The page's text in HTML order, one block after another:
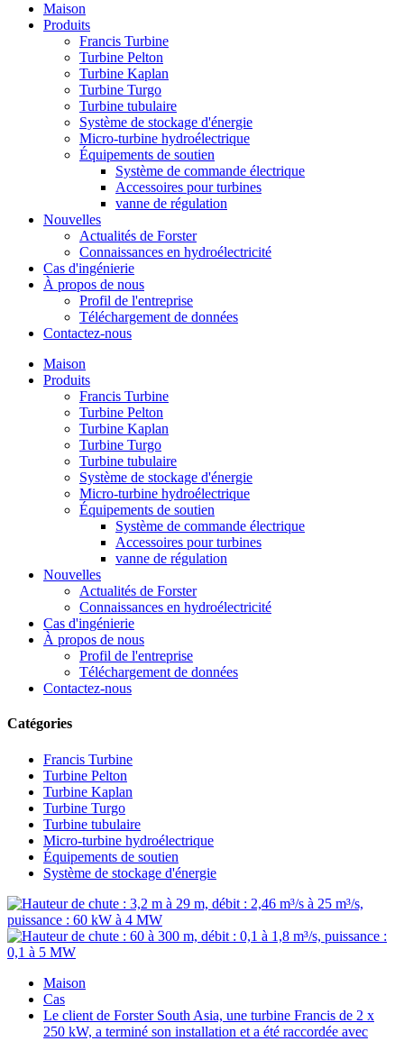
Maison
Produits
Francis Turbine
Turbine Pelton
Turbine Kaplan
Turbine Turgo
Turbine tubulaire
Système de stockage d'énergie
Micro-turbine hydroélectrique
Équipements de soutien
Système de commande électrique
Accessoires pour turbines
vanne de régulation
Nouvelles
Actualités de Forster
Connaissances en hydroélectricité
Cas d'ingénierie
À propos de nous
Profil de l'entreprise
Téléchargement de données
Contactez-nous
Maison
Produits
Francis Turbine
Turbine Pelton
Turbine Kaplan
Turbine Turgo
Turbine tubulaire
Système de stockage d'énergie
Micro-turbine hydroélectrique
Équipements de soutien
Système de commande électrique
Accessoires pour turbines
vanne de régulation
Nouvelles
Actualités de Forster
Connaissances en hydroélectricité
Cas d'ingénierie
À propos de nous
Profil de l'entreprise
Téléchargement de données
Contactez-nous
Catégories
Francis Turbine
Turbine Pelton
Turbine Kaplan
Turbine Turgo
Turbine tubulaire
Micro-turbine hydroélectrique
Équipements de soutien
Système de stockage d'énergie
Maison
Cas
Le client de Forster South Asia, une turbine Francis de 2 x
250 kW, a terminé son installation et a été raccordée avec